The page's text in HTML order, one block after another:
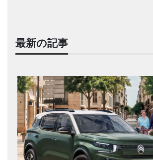
最新の記事